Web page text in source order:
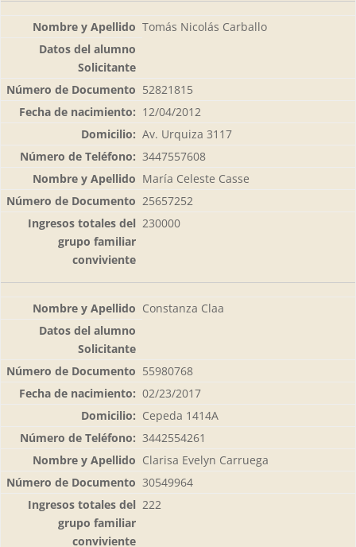
Tomás Nicolás Carballo
52821815
12/04/2012
Av. Urquiza 3117
3447557608
María Celeste Casse
25657252
230000
Constanza Claa
55980768
02/23/2017
Cepeda 1414A
3442554261
Clarisa Evelyn Carruega
30549964
222